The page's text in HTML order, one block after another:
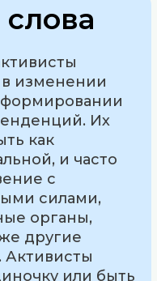
изменении
Их
как
и часто
с
силами,
органы,
другие
или быть